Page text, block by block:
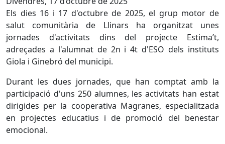
Els dies 16 i 17 d'octubre de 2025, el grup motor de
salut comunitària de Llinars ha organitzat unes
jornades d'activitats dins del projecte Estima’t,
adreçades a l'alumnat de 2n i 4t d'ESO dels instituts
Giola i Ginebró del municipi.
Durant les dues jornades, que han comptat amb la
participació d'uns 250 alumnes, les activitats han estat
dirigides per la cooperativa Magranes, especialitzada
en projectes educatius i de promoció del benestar
emocional.